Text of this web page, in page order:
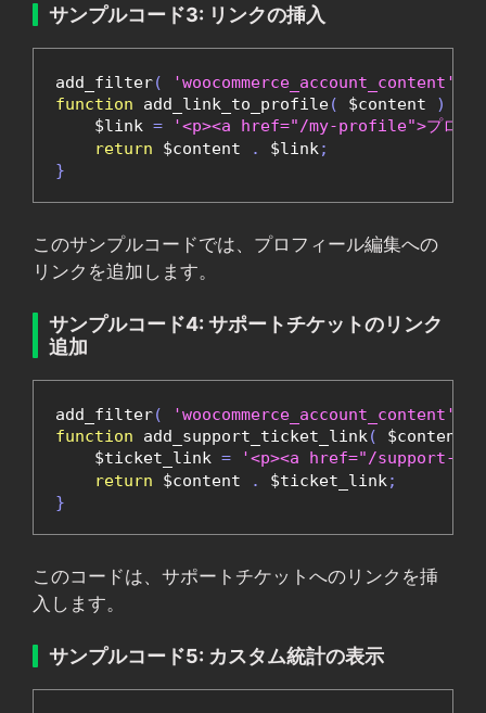
サンプルコード3: リンクの挿入
add_filter( 'woocommerce_account_content'
function add_link_to_profile( $content )
    $link
=
'<p><a href="/my-profile">プロフィ
return $content . $link;
}
このサンプルコードでは、プロフィール編集への
リンクを追加します。
サンプルコード4: サポートチケットのリンク
追加
add_filter( 'woocommerce_account_content'
function add_support_ticket_link( $content
    $ticket_link
=
'<p><a href="/support-
return $content . $ticket_link;
}
このコードは、サポートチケットへのリンクを挿
入します。
サンプルコード5: カスタム統計の表示